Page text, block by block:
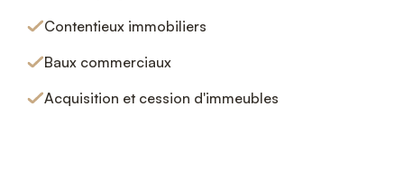
Contentieux immobiliers
Baux commerciaux
Acquisition et cession d'immeubles